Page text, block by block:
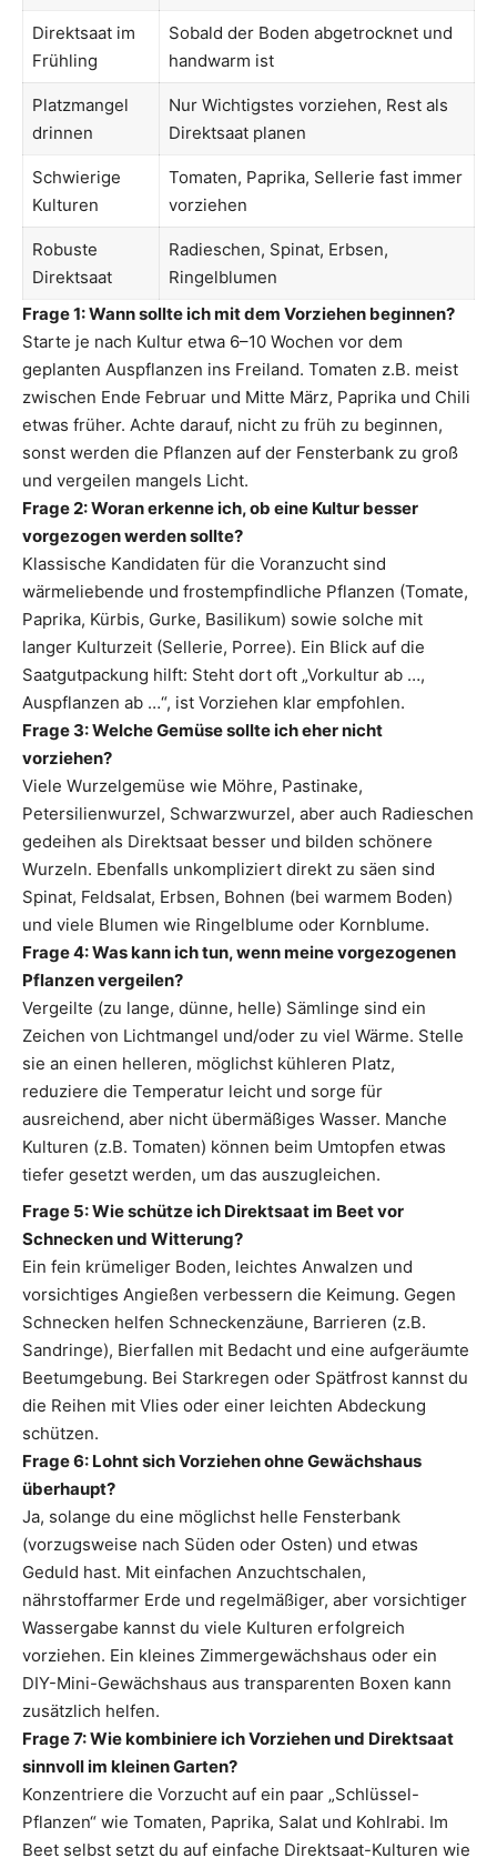
Direktsaat im
Frühling
Sobald der Boden abgetrocknet und
handwarm ist
Platzmangel
drinnen
Nur Wichtigstes vorziehen, Rest als
Direktsaat planen
Schwierige
Kulturen
Tomaten, Paprika, Sellerie fast immer
vorziehen
Robuste
Direktsaat
Radieschen, Spinat, Erbsen,
Ringelblumen
Frage 1: Wann sollte ich mit dem Vorziehen beginnen?
Starte je nach Kultur etwa 6–10 Wochen vor dem
geplanten Auspflanzen ins Freiland. Tomaten z.B. meist
zwischen Ende Februar und Mitte März, Paprika und Chili
etwas früher. Achte darauf, nicht zu früh zu beginnen,
sonst werden die Pflanzen auf der Fensterbank zu groß
und vergeilen mangels Licht.
Frage 2: Woran erkenne ich, ob eine Kultur besser
vorgezogen werden sollte?
Klassische Kandidaten für die Voranzucht sind
wärmeliebende und frostempfindliche Pflanzen (Tomate,
Paprika, Kürbis, Gurke, Basilikum) sowie solche mit
langer Kulturzeit (Sellerie, Porree). Ein Blick auf die
Saatgutpackung hilft: Steht dort oft „Vorkultur ab …,
Auspflanzen ab …“, ist Vorziehen klar empfohlen.
Frage 3: Welche Gemüse sollte ich eher nicht
vorziehen?
Viele Wurzelgemüse wie Möhre, Pastinake,
Petersilienwurzel, Schwarzwurzel, aber auch Radieschen
gedeihen als Direktsaat besser und bilden schönere
Wurzeln. Ebenfalls unkompliziert direkt zu säen sind
Spinat, Feldsalat, Erbsen, Bohnen (bei warmem Boden)
und viele Blumen wie Ringelblume oder Kornblume.
Frage 4: Was kann ich tun, wenn meine vorgezogenen
Pflanzen vergeilen?
Vergeilte (zu lange, dünne, helle) Sämlinge sind ein
Zeichen von Lichtmangel und/oder zu viel Wärme. Stelle
sie an einen helleren, möglichst kühleren Platz,
reduziere die Temperatur leicht und sorge für
ausreichend, aber nicht übermäßiges Wasser. Manche
Kulturen (z.B. Tomaten) können beim Umtopfen etwas
tiefer gesetzt werden, um das auszugleichen.
Frage 5: Wie schütze ich Direktsaat im Beet vor
Schnecken und Witterung?
Ein fein krümeliger Boden, leichtes Anwalzen und
vorsichtiges Angießen verbessern die Keimung. Gegen
Schnecken helfen Schneckenzäune, Barrieren (z.B.
Sandringe), Bierfallen mit Bedacht und eine aufgeräumte
Beetumgebung. Bei Starkregen oder Spätfrost kannst du
die Reihen mit Vlies oder einer leichten Abdeckung
schützen.
Frage 6: Lohnt sich Vorziehen ohne Gewächshaus
überhaupt?
Ja, solange du eine möglichst helle Fensterbank
(vorzugsweise nach Süden oder Osten) und etwas
Geduld hast. Mit einfachen Anzuchtschalen,
nährstoffarmer Erde und regelmäßiger, aber vorsichtiger
Wassergabe kannst du viele Kulturen erfolgreich
vorziehen. Ein kleines Zimmergewächshaus oder ein
DIY-Mini-Gewächshaus aus transparenten Boxen kann
zusätzlich helfen.
Frage 7: Wie kombiniere ich Vorziehen und Direktsaat
sinnvoll im kleinen Garten?
Konzentriere die Vorzucht auf ein paar „Schlüssel-
Pflanzen“ wie Tomaten, Paprika, Salat und Kohlrabi. Im
Beet selbst setzt du auf einfache Direktsaat-Kulturen wie